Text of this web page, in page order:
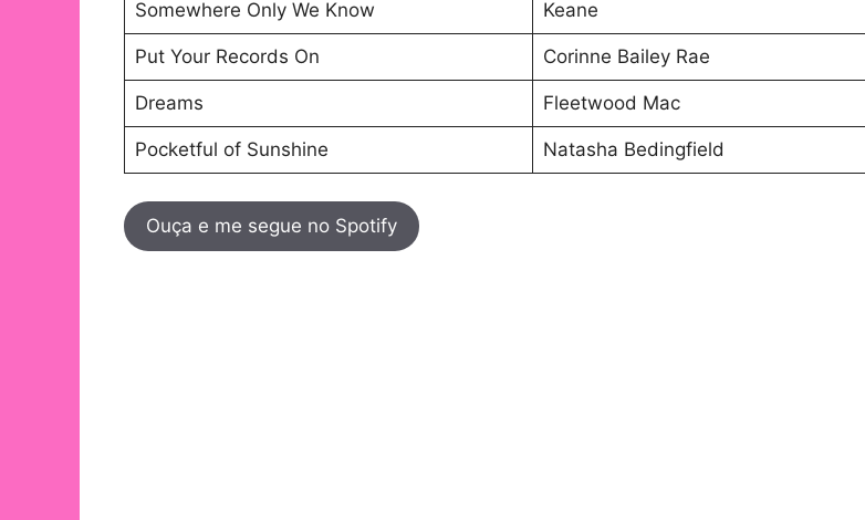
Somewhere Only We Know Keane
Put Your Records On Corinne Bailey Rae
Dreams Fleetwood Mac
Pocketful of Sunshine Natasha Bedingfield
Ouça e me segue no Spotify